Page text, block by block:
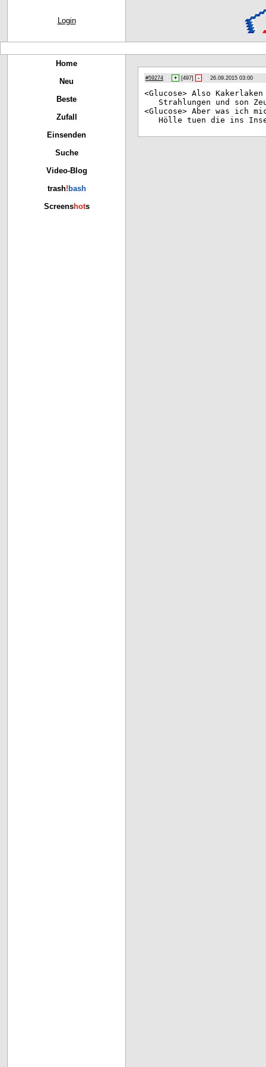
Login
Home
Neu
Beste
Zufall
Einsenden
Suche
Video-Blog
trash! bash
Screenshots
#59274 + [497] - 26.09.2015 03:00
<Glucose> Also
Strahlungen und son
<Glucose> Aber was ich
Hölle tuen die ins